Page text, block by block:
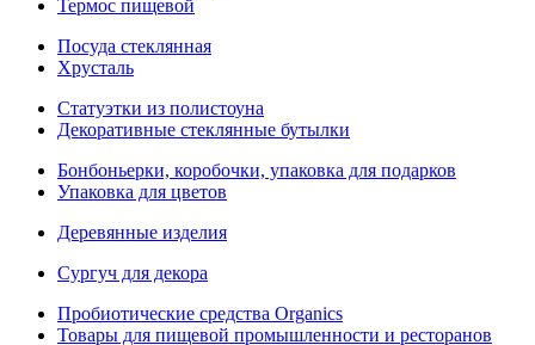
Термос пищевой
Посуда стеклянная
Хрусталь
Статуэтки из полистоуна
Декоративные стеклянные бутылки
Бонбоньерки, коробочки, упаковка для подарков
Упаковка для цветов
Деревянные изделия
Сургуч для декора
Пробиотические средства Organics
Товары для пищевой промышленности и ресторанов